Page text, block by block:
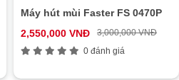
Máy hút mùi Faster FS 0470P
2,550,000 VNĐ
3,000,000 VNĐ
0 đánh giá